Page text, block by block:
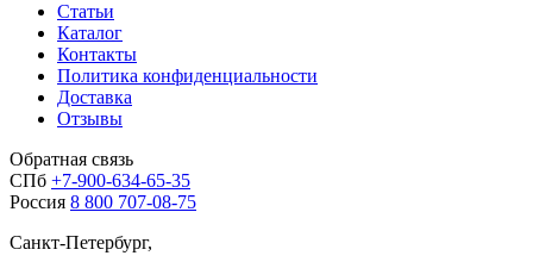
Статьи
Каталог
Контакты
Политика конфиденциальности
Доставка
Отзывы
Обратная связь
СПб +7-900-634-65-35
Россия 8 800 707-08-75
Санкт-Петербург,